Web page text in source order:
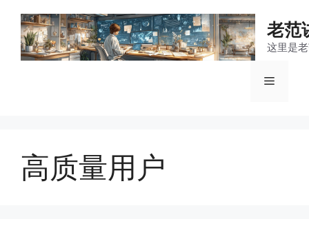
老范
这里是
菜
高质量用户